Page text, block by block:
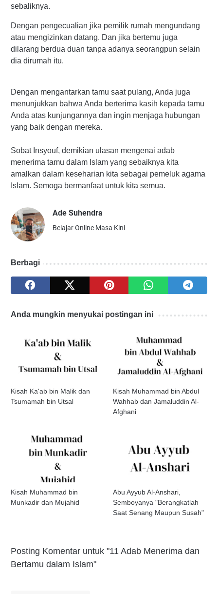
sebaliknya.
Dengan pengecualian jika pemilik rumah mengundang
atau mengizinkan datang. Dan jika bertemu juga
dilarang berdua duan tanpa adanya seorangpun selain
dia dirumah itu.
Dengan mengantarkan tamu saat pulang, Anda juga
menunjukkan bahwa Anda berterima kasih kepada tamu
Anda atas kunjungannya dan ingin menjaga hubungan
yang baik dengan mereka.
Sobat Insyouf, demikian ulasan mengenai adab
menerima tamu dalam Islam yang sebaiknya kita
amalkan dalam keseharian kita sebagai pemeluk agama
Islam. Semoga bermanfaat untuk kita semua.
Ade Suhendra
Belajar Online Masa Kini
Berbagi
Anda mungkin menyukai postingan ini
Kisah Ka'ab bin Malik dan
Tsumamah bin Utsal
Kisah Muhammad bin Abdul
Wahhab dan Jamaluddin Al-
Afghani
Kisah Muhammad bin
Munkadir dan Mujahid
Abu Ayyub Al-Anshari,
Semboyanya "Berangkatlah
Saat Senang Maupun Susah"
Posting Komentar untuk "11 Adab Menerima dan
Bertamu dalam Islam"